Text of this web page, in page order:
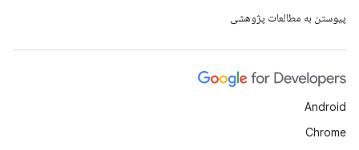
پیوستن به مطالعات پژوهشی
Android
Chrome